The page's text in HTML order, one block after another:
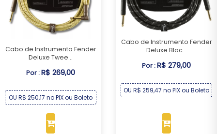
Cabo de Instrumento Fender
Deluxe Twee...
Por :R$ 269,00
OU R$ 250,17 no PIX ou Boleto
Cabo de Instrumento Fender
Deluxe Blac...
Por :R$ 279,00
OU R$ 259,47 no PIX ou Boleto